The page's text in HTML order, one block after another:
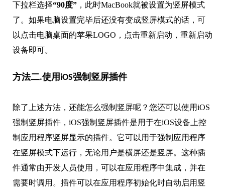
下拉栏选择“90度” ，此时MacBook就被设置为竖屏模式
了。如果电脑设置完毕后还没有变成竖屏模式的话，可
以点击电脑桌面的苹果LOGO，点击重新启动，重新启动
设备即可。
方法二.使用iOS强制竖屏插件
除了上述方法，还能怎么强制竖屏呢？您还可以使用iOS
强制竖屏插件，iOS强制竖屏插件是用于在iOS设备上控
制应用程序竖屏显示的插件。它可以用于强制应用程序
在竖屏模式下运行，无论用户是横屏还是竖屏。这种插
件通常由开发人员使用，可以在应用程序中集成，并在
需要时调用。插件可以在应用程序初始化时自动启用竖